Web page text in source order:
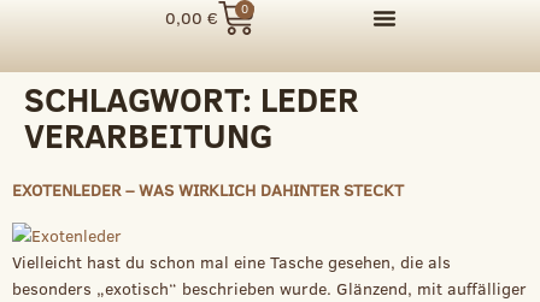
0,00€ 0
SCHLAGWORT: LEDER
VERARBEITUNG
EXOTENLEDER – WAS WIRKLICH DAHINTER STECKT
Vielleicht hast du schon mal eine Tasche gesehen, die als
besonders „exotisch“ beschrieben wurde. Glänzend, mit auffälliger